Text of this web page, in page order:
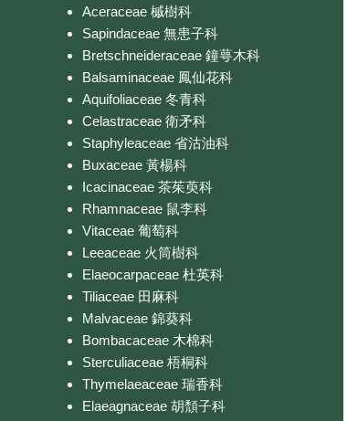
Aceraceae 槭樹科
Sapindaceae 無患子科
Bretschneideraceae 鐘萼木科
Balsaminaceae 鳳仙花科
Aquifoliaceae 冬青科
Celastraceae 衛矛科
Staphyleaceae 省沽油科
Buxaceae 黃楊科
Icacinaceae 茶茱萸科
Rhamnaceae 鼠李科
Vitaceae 葡萄科
Leeaceae 火筒樹科
Elaeocarpaceae 杜英科
Tiliaceae 田麻科
Malvaceae 錦葵科
Bombacaceae 木棉科
Sterculiaceae 梧桐科
Thymelaeaceae 瑞香科
Elaeagnaceae 胡頹子科